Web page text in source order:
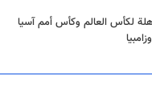
لكأس العالم وكأس أمم آسيا